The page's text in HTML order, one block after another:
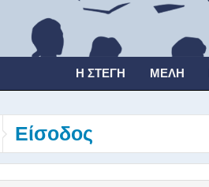
Η ΣΤΈΓΗ ΜΈΛΗ
Είσοδος